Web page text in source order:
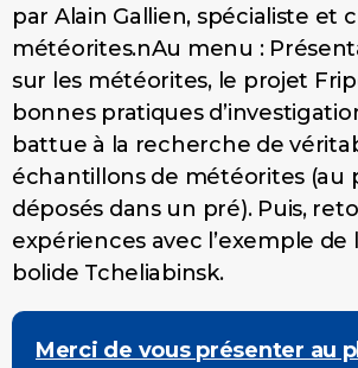
par Alain Gallien, spécialiste et
météorites.nAu menu :
sur les météorites, le projet
bonnes pratiques
battue à la recherche de
échantillons de météorites (au
déposés dans un pré). Puis,
expériences avec l’exemple de
bolide Tcheliabinsk.
Merci de vous présenter au